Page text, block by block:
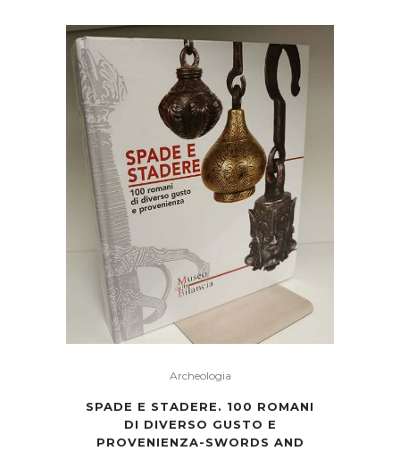
Archeologia
SPADE E STADERE. 100 ROMANI
DI DIVERSO GUSTO E
PROVENIENZA-SWORDS AND